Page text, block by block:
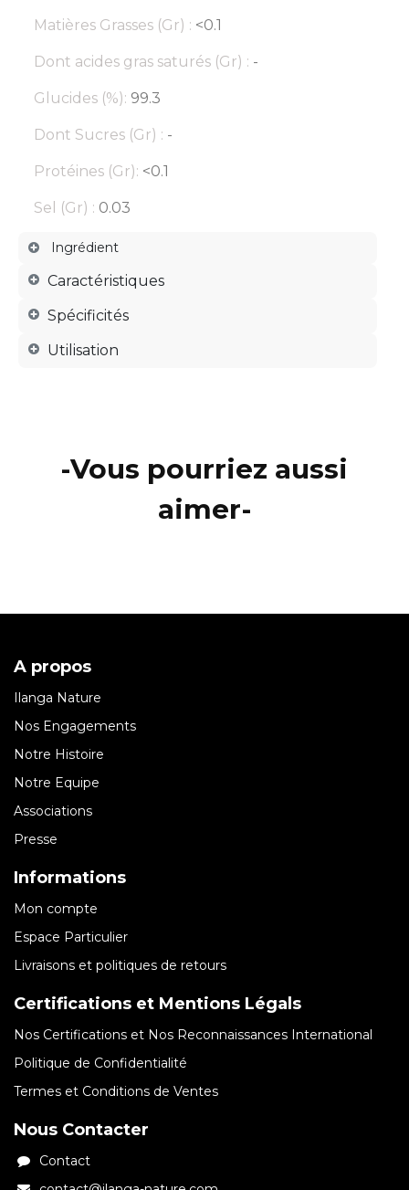
Matières Grasses (Gr) : <0.1
Dont acides gras saturés (Gr) : -
Glucides (%): 99.3
Dont Sucres (Gr) : -
Protéines (Gr): <0.1
Sel (Gr) : 0.03
Ingrédient
Caractéristiques
Spécificités
Utilisation
-Vous pourriez aussi
aimer-
A propos
Ilanga Nature
Nos Engagements
Notre Histoire
Notre Equipe
Associations
Presse
Informations
Mon compte
Espace Particulier
Livraisons et politiques de retours
Certifications et Mentions Légals
Nos Certifications et Nos Reconnaissances International
Politique de Confidentialité
Termes et Conditions de Ventes
Nous Contacter
Contact